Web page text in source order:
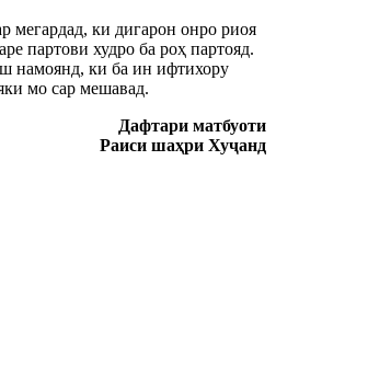
мегардад, ки дигарон онро риоя
партови худро ба роҳ партояд.
намоянд, ки ба ин ифтихору
мо сар мешавад.
Дафтари матбуоти
Раиси шаҳри Хуҷанд